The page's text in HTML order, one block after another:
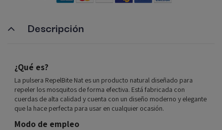
Descripción
¿Qué es?
La pulsera RepelBite Nat es un producto natural diseñado para
repeler los mosquitos de forma efectiva. Está fabricada con
cuerdas de alta calidad y cuenta con un diseño moderno y elegante
que la hace perfecta para usar en cualquier ocasión.
Modo de empleo